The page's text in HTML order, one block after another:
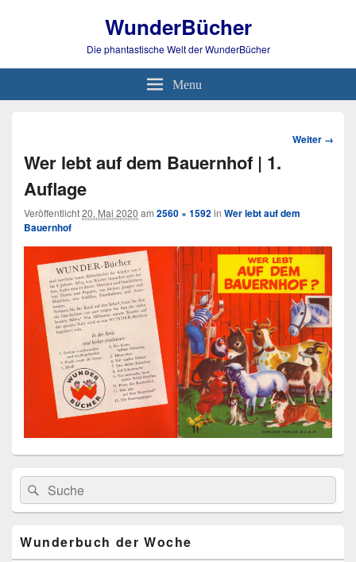
WunderBücher
Die phantastische Welt der WunderBücher
Menu
Bild-
Weiter →
Wer lebt auf dem Bauernhof | 1.
Auflage
Veröffentlicht20. Mai 2020 am 2560 × 1592in Wer lebt auf dem
Bauernhof
Primärer
Seitenleisten
Widget-
Bereich
Search
for:
Suche
Wunderbuch der Woche